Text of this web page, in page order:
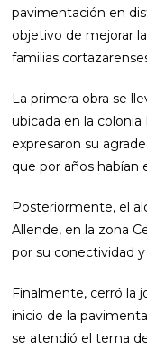
pavimentación en
objetivo de mejorar
familias
La primera obra se
ubicada en la
expresaron su
que por años habían
Posteriormente, el
Allende, en la zona
por su conectividad
Finalmente, cerró la
inicio de la
se atendió el tema